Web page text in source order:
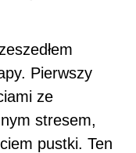
Pierwszy
ze
stresem,
pustki. Ten